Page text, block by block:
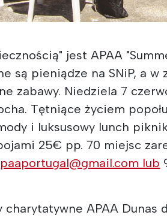
jest APAA
są pieniądze na SNiP, a w
zabawy. Niedziela 7
Tętniące życiem
i luksusowy lunch
25€ pp. 70 miejsc
lub
charytatywne APAA Dunas